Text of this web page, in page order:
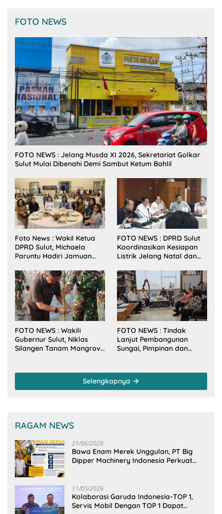
FOTO NEWS
FOTO NEWS : Jelang Musda XI 2026, Sekretariat Golkar
Sulut Mulai Dibenahi Demi Sambut Ketum Bahlil
Foto News : Wakil Ketua
DPRD Sulut, Michaela
Paruntu Hadiri Jamuan
Sulut Bersama Wamenkes
RI
FOTO NEWS : DPRD Sulut
Koordinasikan Kesiapan
Listrik Jelang Natal dan
FOTO NEWS : Wakili
Gubernur Sulut, Niklas
Silangen Tanam Mangrove
FOTO NEWS : Tindak
Lanjut Pembangunan
Sungai, Pimpinan dan
Kementerian PU-RI
Selengkapnya
RAGAM NEWS
21/06/2026
Bawa Enam Merek Unggulan, PT Big
Dipper Machinery Indonesia Perkuat
11/05/2026
Kolaborasi Garuda Indonesia-TOP 1,
Servis Mobil Dengan TOP 1 Dapat